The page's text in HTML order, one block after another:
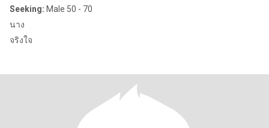
Seeking: Male 50 - 70
นาง
จริงใจ